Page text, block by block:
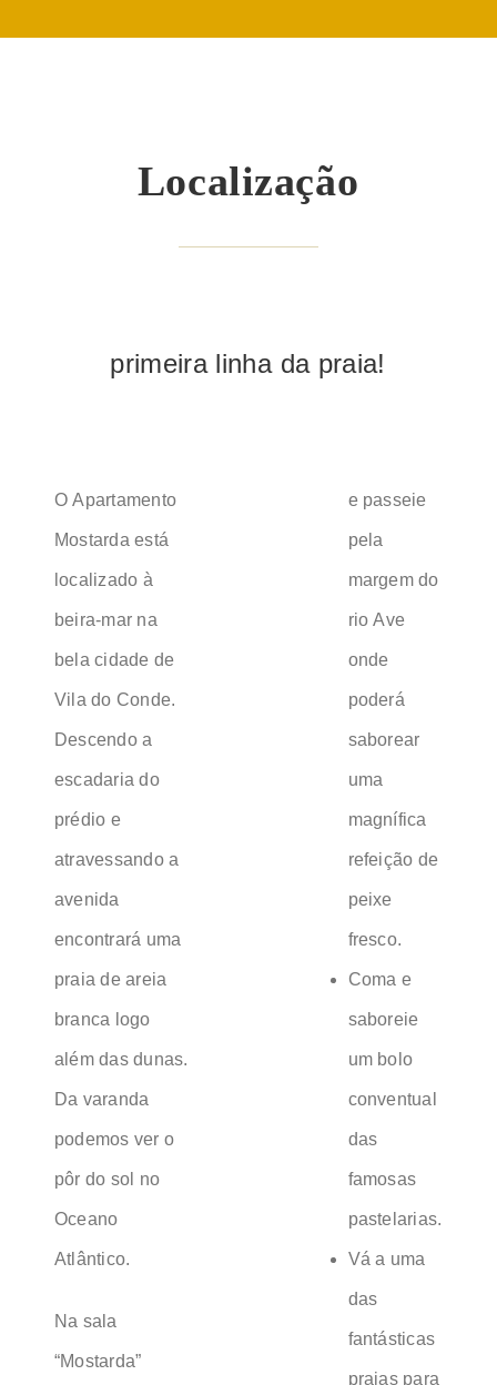
Localização
primeira linha da praia!
O Apartamento
Mostarda está
localizado à
beira-mar na
bela cidade de
Vila do Conde.
Descendo a
escadaria do
prédio e
atravessando a
avenida
encontrará uma
praia de areia
branca logo
além das dunas.
Da varanda
podemos ver o
pôr do sol no
Oceano
Atlântico.
Na sala
“Mostarda”
e passeie
pela
margem do
rio Ave
onde
poderá
saborear
uma
magnífica
refeição de
peixe
fresco.
Coma e
saboreie
um bolo
conventual
das
famosas
pastelarias.
Vá a uma
das
fantásticas
praias para